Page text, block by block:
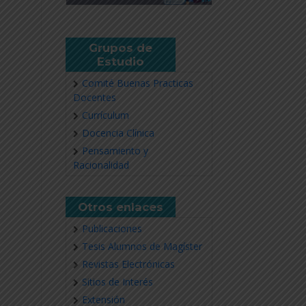
Grupos de
Estudio
Comité Buenas Practicas
Docentes
Currículum
Docencia Clínica
Pensamiento y
Racionalidad
Otros enlaces
Publicaciones
Tesis Alumnos de Magíster
Revistas Electrónicas
Sitios de Interés
Extensión